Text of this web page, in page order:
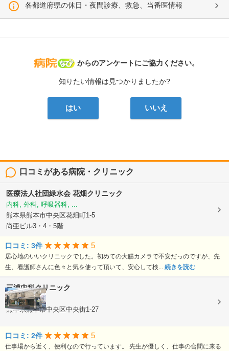
各都道府県の休日・夜間診療、救急、当番医情報
病院なび
からのアンケートにご協力ください。
知りたい情報は見つかりましたか?
はい いいえ
口コミがある病院・クリニック
医療法人社団緑水会 花畑クリニック
内科, 外科, 呼吸器科, ...
熊本県熊本市中央区花畑町1-5
尚亜ビル3・4・5階
口コミ: 3件 5
居心地のいいクリニックでした。初めての大腸カメラで不安だっのですが、先
生、看護師さんに色々と気を使って頂いて、安心して検... 続きを読む
三浦内科クリニック
内科
熊本県熊本市中央区中央街1-27
口コミ: 2件 5
仕事場から近く、便利なので行っています。 先生が優しく、仕事の合間に来る